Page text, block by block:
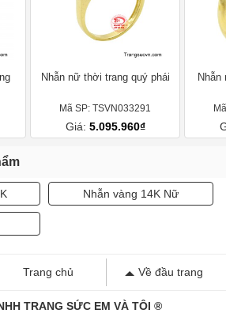
Nhẫn nữ thời trang quý phái
Mã SP: TSVN033291
Giá: 5.095.960₫
Nhẫn vàng 14K Nữ
Trang chủ Về đầu trang
TRANG SỨC EM VÀ TÔI ®